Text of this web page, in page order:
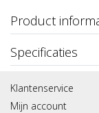
Product
Specificaties
Klantenservice
Mijn account